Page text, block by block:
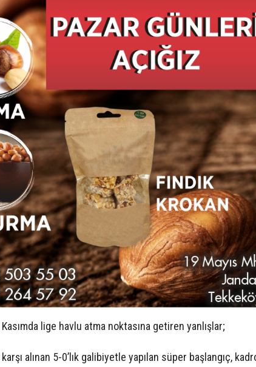
Kasımda lige havlu atma noktasına getiren yanlışlar;
karşı alınan 5-0’lık galibiyetle yapılan süper başlangıç,